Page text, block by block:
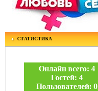
СТАТИСТИКА
Онлайн всего: 4
Гостей: 4
Пользователей: 0